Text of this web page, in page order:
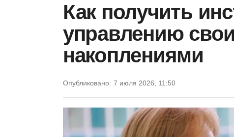
Как получить
управлению
накоплениями
Опубликовано: 7 июля 2026, 11:50